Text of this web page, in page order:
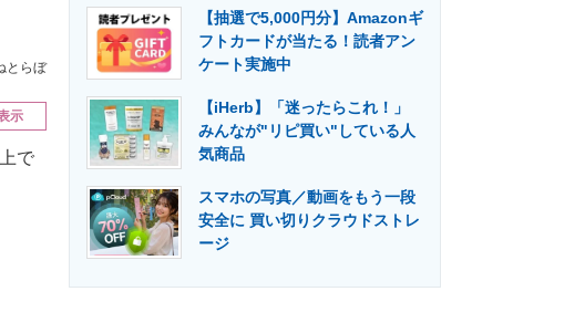
エネルギーの専門メディア 建設×テクノロジーの最前線
とらぼ
示
で
【抽選で5,000円分】Amazonギ
フトカードが当たる！読者アン
ケート実施中
【iHerb】「迷ったらこれ！」
みんなが"リピ買い"している人
気商品
スマホの写真／動画をもう一段
安全に 買い切りクラウドストレ
ージ